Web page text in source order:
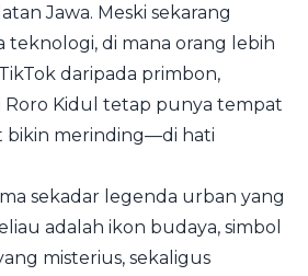
Jawa. Meski sekarang
teknologi, di mana orang lebih
daripada primbon,
Roro Kidul tetap punya tempat
bikin merinding—di hati
sekadar legenda urban yang
adalah ikon budaya, simbol
misterius, sekaligus